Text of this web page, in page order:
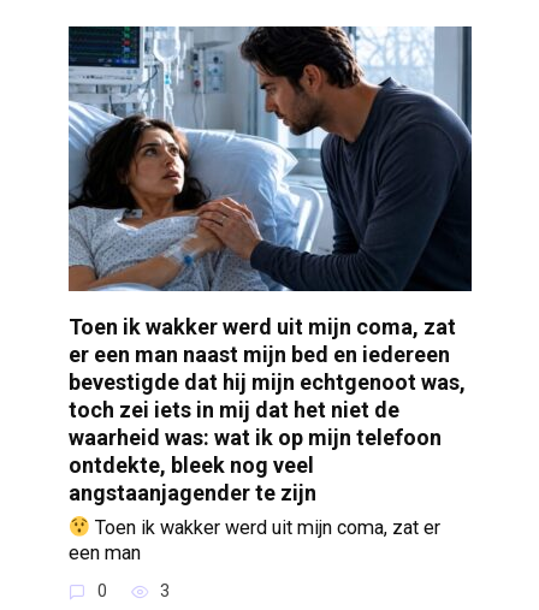
Toen ik wakker werd uit mijn coma, zat
er een man naast mijn bed en iedereen
bevestigde dat hij mijn echtgenoot was,
toch zei iets in mij dat het niet de
waarheid was: wat ik op mijn telefoon
ontdekte, bleek nog veel
angstaanjagender te zijn
Toen ik wakker werd uit mijn coma, zat er
een man
0 3